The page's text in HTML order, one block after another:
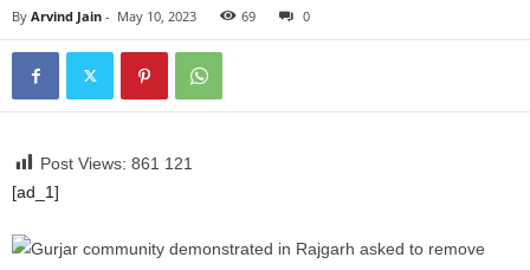
By Arvind Jain - May 10, 2023 69 0
Post Views: 861 121
[ad_1]